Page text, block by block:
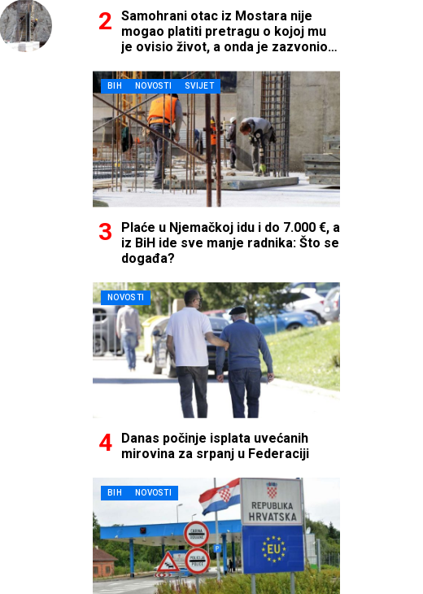
Samohrani otac iz Mostara nije
mogao platiti pretragu o kojoj mu
je ovisio život, a onda je zazvonio
BIH NOVOSTI SVIJET
Plaće u Njemačkoj idu i do 7.000 €, a
iz BiH ide sve manje radnika: Što se
događa?
NOVOSTI
Danas počinje isplata uvećanih
mirovina za srpanj u Federaciji
BIH NOVOSTI